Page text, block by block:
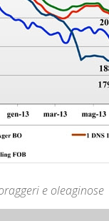
e oleaginose